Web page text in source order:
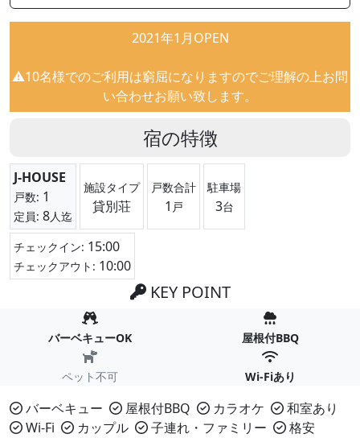
2021年1月OPEN
⚠︎10名様でのご利用は窮屈になりますのでご理解の上お問
い合わせお願い致します。
宿の特徴
J-HOUSE
戸数: 1
定員: 8人迄
施設タイプ
貸別荘
戸数合計
1 戸
駐車場
3台
チェックイン: 15:00
チェックアウト: 10:00
KEY POINT
バーベキューOK 屋根付BBQ
ペット不可 Wi-Fiあり
バーベキュー 屋根付BBQ カラオケ
和室あり
Wi-Fi
カップル 子連れ・ファミリー 格安